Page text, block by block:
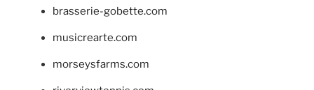
brasserie-gobette.com
musicrearte.com
morseysfarms.com